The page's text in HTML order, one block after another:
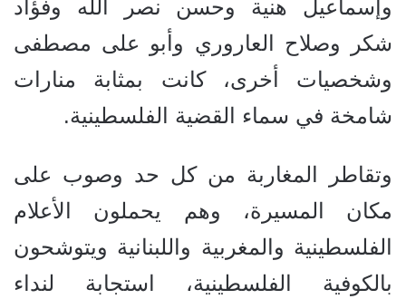
وإسماعيل هنية وحسن نصر الله وفؤاد
شكر وصلاح العاروري وأبو على مصطفى
وشخصيات أخرى، كانت بمثابة منارات
شامخة في سماء القضية الفلسطينية.
وتقاطر المغاربة من كل حد وصوب على
مكان المسيرة، وهم يحملون الأعلام
الفلسطينية والمغربية واللبنانية ويتوشحون
بالكوفية الفلسطينية، استجابة لنداء